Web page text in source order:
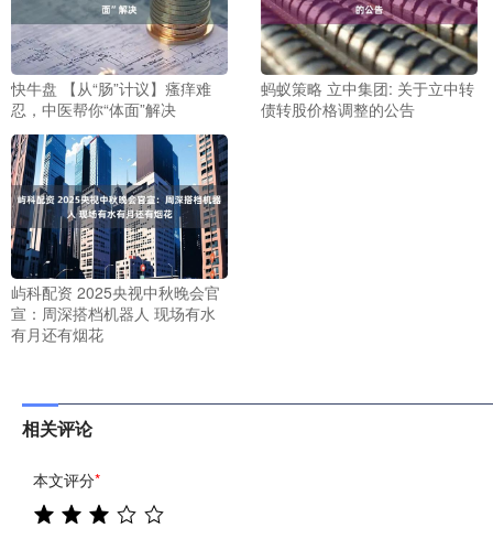
快牛盘 【从“肠”计议】瘙痒难
忍，中医帮你“体面”解决
蚂蚁策略 立中集团: 关于立中转
债转股价格调整的公告
屿科配资 2025央视中秋晚会官
宣：周深搭档机器人 现场有水
有月还有烟花
相关评论
本文评分*